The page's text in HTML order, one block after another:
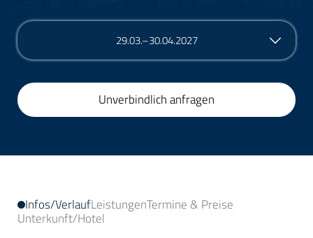
29.03.–30.04.2027
Unverbindlich anfragen
Infos/VerlaufLeistungenTermine & Preise
Unterkunft/Hotel